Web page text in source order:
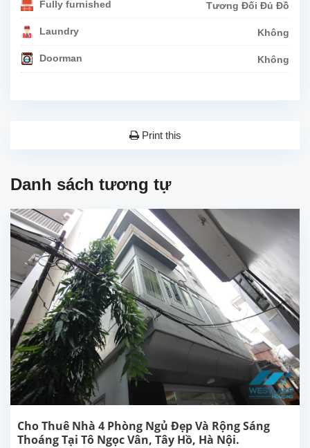
Fully furnished Tương Đối Đủ Đồ
Laundry Không
Doorman Không
Print this
Danh sách tương tự
Cho Thuê Nhà 4 Phòng Ngủ Đẹp Và Rộng Sáng
Thoáng Tại Tô Ngọc Vân, Tây Hồ, Hà Nội.